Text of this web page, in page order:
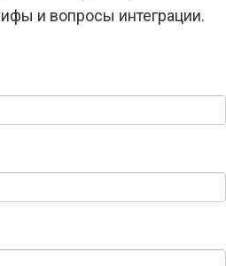
и вопросы интеграции.